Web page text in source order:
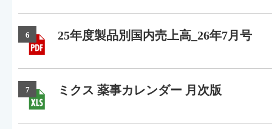
6 25年度製品別国内売上高_26年7月号
7 ミクス 薬事カレンダー 月次版